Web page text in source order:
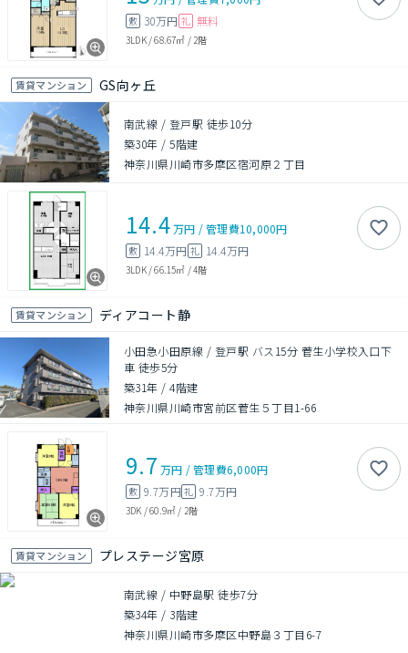
敷 30万円 礼 無料
3LDK/68.67㎡ / 2階
賃貸マンション GS向ヶ丘
南武線 / 登戸駅 徒歩10分
築30年 /5階建
神奈川県川崎市多摩区宿河原２丁目
14.4万円 /管理費10,000円
敷 14.4万円 礼 14.4万円
3LDK/66.15㎡ /4階
賃貸マンション ディアコート静
小田急小田原線 / 登戸駅 バス15分 菅生小学校入口下
車 徒歩5分
築31年 /4階建
神奈川県川崎市宮前区菅生５丁目1-66
9.7 万円 /管理費6,000円
敷 9.7万円礼 9.7万円
3DK /60.9㎡ / 2階
賃貸マンション プレステージ宮原
南武線 / 中野島駅 徒歩7分
築34年 / 3階建
神奈川県川崎市多摩区中野島３丁目6-7